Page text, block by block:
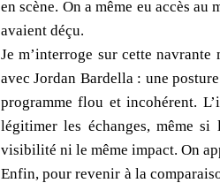
en scène. On a même eu accès
avaient déçu.
Je m’interroge sur cette
avec Jordan Bardella : une
programme flou et incohérent.
légitimer les échanges, même si
visibilité ni le même impact. On
Enfin, pour revenir à la